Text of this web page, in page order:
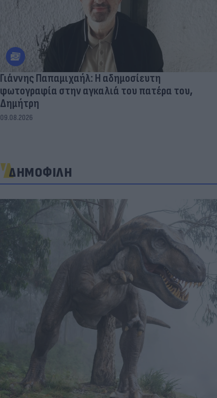
Γιάννης Παπαμιχαήλ: Η αδημοσίευτη
φωτογραφία στην αγκαλιά του πατέρα του,
Δημήτρη
09.08.2026
ΔΗΜΟΦΙΛΗ